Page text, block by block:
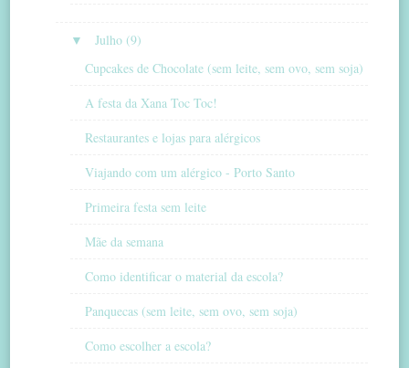
▼
Julho (9)
Cupcakes de Chocolate (sem leite, sem ovo, sem soja)
A festa da Xana Toc Toc!
Restaurantes e lojas para alérgicos
Viajando com um alérgico - Porto Santo
Primeira festa sem leite
Mãe da semana
Como identificar o material da escola?
Panquecas (sem leite, sem ovo, sem soja)
Como escolher a escola?